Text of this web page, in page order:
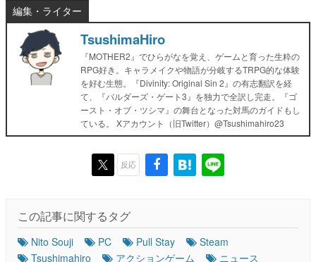
編集・ライター
TsushimaHiro
『MOTHER2』でひらがなを覚え、ゲームと育った生粋の
RPG好き。キャラメイクや物語が分岐するTRPG的な体験
を好む生態。『Divinity: Original Sin 2』の有志翻訳を経
て、『バルダーズ・ゲート3』を独力で全訳し完走。『ゴ
ースト・オブ・ツシマ』の舞台となった対馬のガイドもし
ている。 Xアカウント（旧Twitter）@Tsushimahiro23
反応
この記事に関するタグ
Nito Souji PC Pull Stay
Steam
Tsushimahiro
アクションゲーム
ニュース